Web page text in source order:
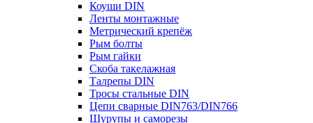
Коуши DIN
Ленты монтажные
Метрический крепёж
Рым болты
Рым гайки
Скоба такелажная
Талрепы DIN
Тросы стальные DIN
Цепи сварные DIN763/DIN766
Шурупы и саморезы